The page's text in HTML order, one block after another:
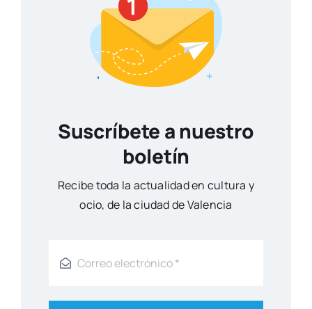
Suscríbete a nuestro
boletín
Reci­be toda la actua­li­dad en cul­tu­ra y
ocio, de la ciu­dad de Valen­cia